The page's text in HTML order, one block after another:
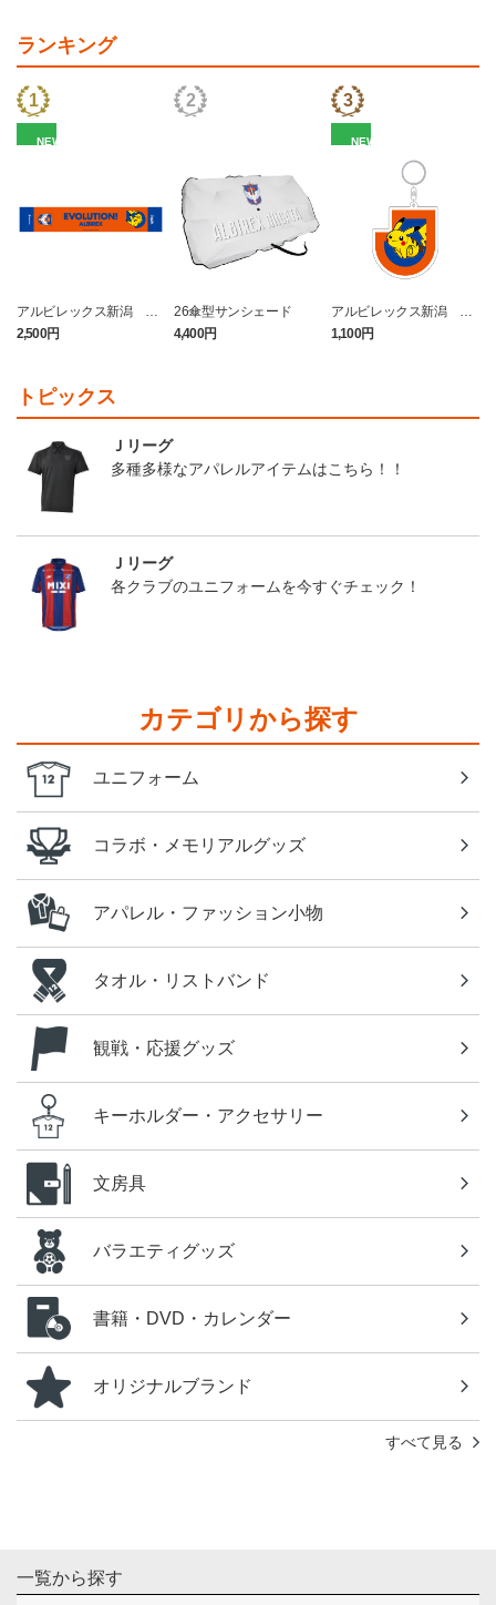
ランキング
NEW
アルビレックス新潟 ピ
カチュウ タオルマフラー
2,500円
26傘型サンシェード
4,400円
NEW
アルビレックス新潟 ピ
カチュウ キーホルダー
1,100円
トピックス
Ｊリーグ
多種多様なアパレルアイテムはこちら！！
Ｊリーグ
各クラブのユニフォームを今すぐチェック！
カテゴリから探す
ユニフォーム
コラボ・メモリアルグッズ
アパレル・ファッション小物
タオル・リストバンド
観戦・応援グッズ
キーホルダー・アクセサリー
文房具
バラエティグッズ
書籍・DVD・カレンダー
オリジナルブランド
すべて見る
一覧から探す